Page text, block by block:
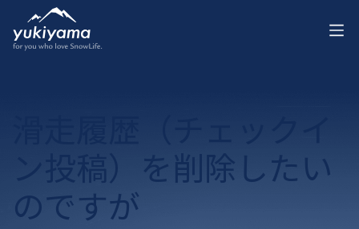
ン投稿）を削除したい
のですが